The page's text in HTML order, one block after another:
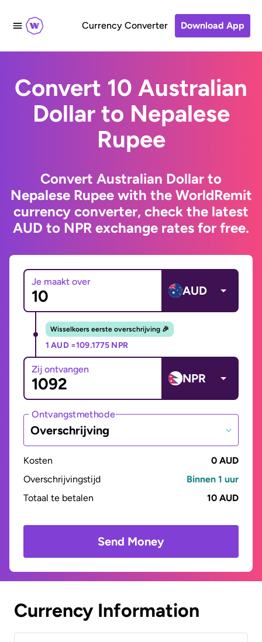
Currency Converter Download App
Convert 10 Australian
Dollar to Nepalese
Rupee
Convert Australian Dollar to
Nepalese Rupee with the WorldRemit
currency converter, check the latest
AUD to NPR exchange rates for free.
Je maakt over
AUD
Wisselkoers eerste overschrijving 🎉
1 AUD =109.1775 NPR
Zij ontvangen
NPR
Ontvangstmethode
Overschrijving
Kosten
0 AUD
Overschrijvingstijd
Binnen 1 uur
Totaal te betalen
10 AUD
Send Money
Currency Information